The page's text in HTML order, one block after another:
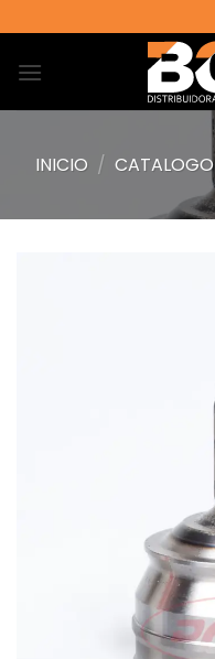
al
contenido
INICIO / CATALOGO